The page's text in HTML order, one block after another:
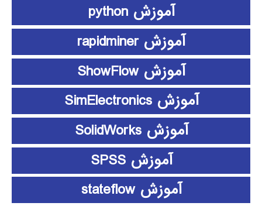
آموزش python
آموزش rapidminer
آموزش ShowFlow
آموزش SimElectronics
آموزش SolidWorks
آموزش SPSS
آموزش stateflow